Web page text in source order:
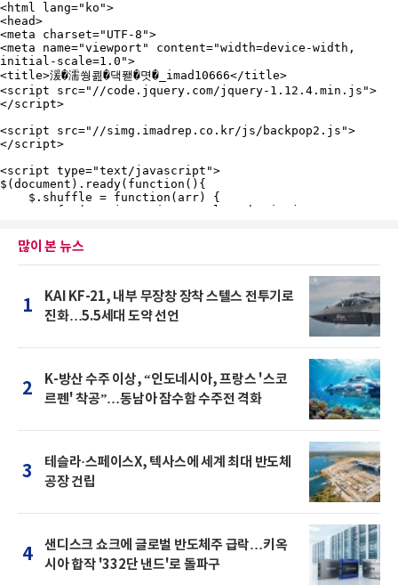
많이 본 뉴스
1
KAI KF-21, 내부 무장창 장착 스텔스 전투기로
진화…5.5세대 도약 선언
2
K-방산 수주 이상, “인도네시아, 프랑스 '스코
르펜' 착공”…동남아 잠수함 수주전 격화
3
테슬라·스페이스X, 텍사스에 세계 최대 반도체
공장 건립
4
샌디스크 쇼크에 글로벌 반도체주 급락…키옥
시아 합작 '332단 낸드'로 돌파구